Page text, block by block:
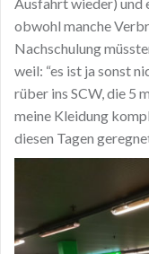
obwohl manche
Nachschulung
weil: “es ist ja sonst
rüber ins SCW, die 5
meine Kleidung
diesen Tagen